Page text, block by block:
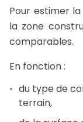
Pour estimer
la zone
comparables.
En fonction :
du type de
terrain,